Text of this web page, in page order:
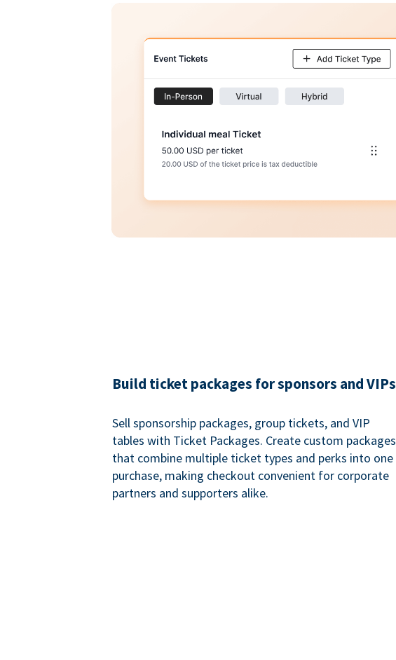
Build ticket packages for sponsors and VIPs
Sell sponsorship packages, group tickets, and VIP
tables with Ticket Packages. Create custom packages
that combine multiple ticket types and perks into one
purchase, making checkout convenient for corporate
partners and supporters alike.